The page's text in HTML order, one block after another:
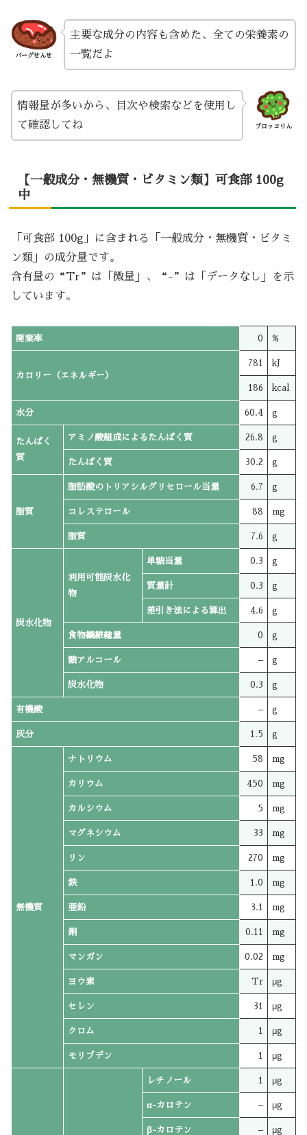
バーグせんせ
主要な成分の内容も含めた、全ての栄養素の
一覧だよ
ブロッコりん
情報量が多いから、目次や検索などを使用し
て確認してね
【一般成分・無機質・ビタミン類】可食部 100g
中
「可食部 100g」に含まれる「一般成分・無機質・ビタミ
ン類」の成分量です。
含有量の“Tr”は「微量」、“-”は「データなし」を示
しています。
廃棄率 0 %
カロリー（エネルギー）
781 kJ
186 kcal
水分 60.4 g
たんぱく
質
アミノ酸組成によるたんぱく質 26.8 g
たんぱく質 30.2 g
脂質
脂肪酸のトリアシルグリセロール当量 6.7 g
コレステロール 88 mg
脂質 7.6 g
炭水化物
利用可能炭水化
物
単糖当量 0.3 g
質量計 0.3 g
差引き法による算出 4.6 g
食物繊維総量 0 g
糖アルコール – g
炭水化物 0.3 g
有機酸 – g
灰分 1.5 g
無機質
ナトリウム 58 mg
カリウム 450 mg
カルシウム 5 mg
マグネシウム 33 mg
リン 270 mg
鉄 1.0 mg
亜鉛 3.1 mg
銅 0.11 mg
マンガン 0.02 mg
ヨウ素 Tr μg
セレン 31 μg
クロム 1 μg
モリブデン 1 μg
レチノール 1 μg
α-カロテン – μg
β-カロテン – μg